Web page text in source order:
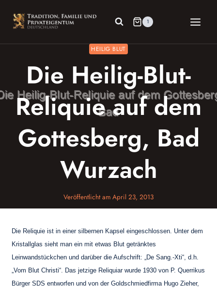
Inhalt
springen
1
HEILIG BLUT
Die Heilig-Blut-
Reliquie auf dem
Gottesberg, Bad
Wurzach
Veröffentlicht am April 23, 2013
Die Reliquie ist in einer silbernen Kapsel eingeschlossen. Unter dem
Kristallglas sieht man ein mit etwas Blut getränktes
Leinwandstückchen und darüber die Aufschrift: „De Sang.-Xti“, d.h.
„Vom Blut Christi“. Das jetzige Reliquiar wurde 1930 von P. Querrikus
Bürger SDS entworfen und von der Goldschmiedfirma Hugo Zieher,